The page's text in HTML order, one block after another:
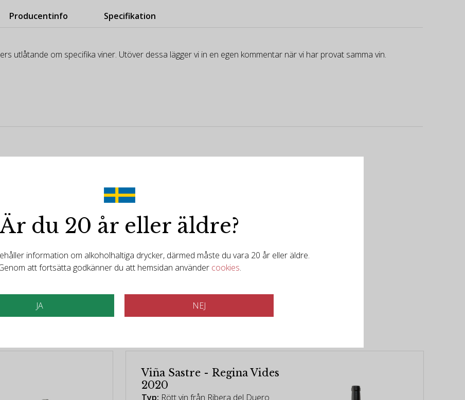
Producentinfo Specifikation
utlåtande om specifika viner. Utöver dessa lägger vi in en egen kommentar när vi har provat samma vin.
produkter
Viña Sastre - Regina Vides
2020
Typ: Rött vin från Ribera del Duero
Är du 20 år eller äldre?
information om alkoholhaltiga drycker, därmed måste du vara 20 år eller äldre.
att fortsätta godkänner du att hemsidan använder cookies.
JA NEJ